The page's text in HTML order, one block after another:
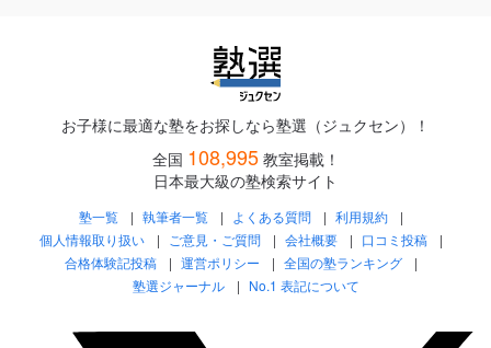
お子様に最適な塾をお探しなら塾選（ジュクセン）！
全国 108,995 教室掲載！
日本最大級の塾検索サイト
塾一覧 執筆者一覧 よくある質問
利用規約
個人情報取り扱い
ご意見・ご質問 会社概要
口コミ投稿
合格体験記投稿
運営ポリシー
全国の塾ランキング
塾選ジャーナル
No.1 表記について